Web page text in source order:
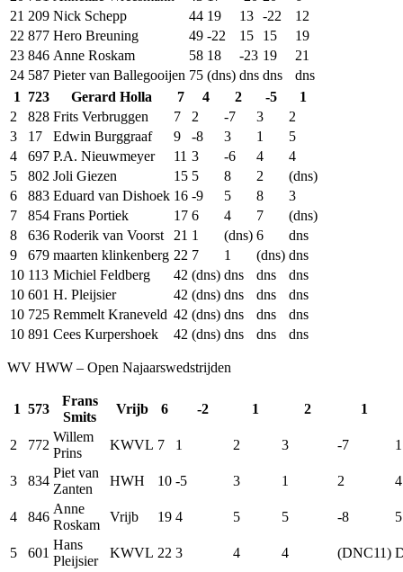
21 209 Nick Schepp 44 19 13 -22
12
22 877 Hero Breuning 49 -22 15 15
19
23 846 Anne Roskam 58 18 -23 19
21
24 587 Pieter van Ballegooijen 75 (dns) dns dns
dns
1
723 Gerard Holla 7 4 2 -5
1
2
828 Frits Verbruggen 7 2 -7 3
2
3
17 Edwin Burggraaf 9 -8 3 1
5
4
697 P.A. Nieuwmeyer 11 3 -6 4
4
5
802 Joli Giezen 15 5 8 2
(dns)
6
883 Eduard van Dishoek 16 -9 5 8
3
7
854 Frans Portiek 17 6 4 7
(dns)
8
636 Roderik van Voorst 21 1 (dns) 6
dns
9
679 maarten klinkenberg 22 7 1 (dns) dns
10 113 Michiel Feldberg 42 (dns) dns dns
dns
10 601 H. Pleijsier 42 (dns) dns dns
dns
10 725 Remmelt Kraneveld 42 (dns) dns dns
dns
10 891 Cees Kurpershoek 42 (dns) dns dns dns
WV HWW – Open Najaarswedstrijden
1 573
Frans
Smits
Vrijb 6 -2 1 2 1
2 772
Willem
Prins
KWVL 7 1 2 3 -7 1
3 834
Piet van
Zanten
HWH 10 -5 3 1 2 4
4 846
Anne
Roskam
Vrijb 19 4 5 5 -8 5
5 601
Hans
Pleijsier
KWVL 22 3 4 4 (DNC11)